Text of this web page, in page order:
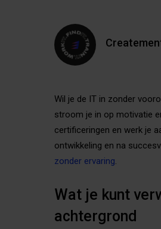
Wil je de IT in zonder
stroom je in op motivatie
certificeringen en werk je
ontwikkeling en na
zonder ervaring.
Wat je kunt
achtergrond